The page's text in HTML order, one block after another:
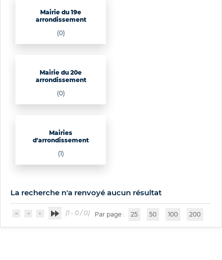
Mairie du 19e
arrondissement
(0)
Mairie du 20e
arrondissement
(0)
Mairies
d'arrondissement
(1)
La recherche n'a renvoyé aucun résultat
(1 - 0 / 0) Par page : 25 50 100 200